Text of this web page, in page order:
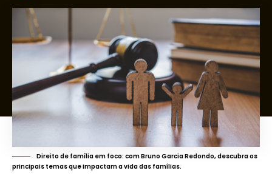
Direito de família em foco: com Bruno Garcia Redondo, descubra os
principais temas que impactam a vida das famílias.